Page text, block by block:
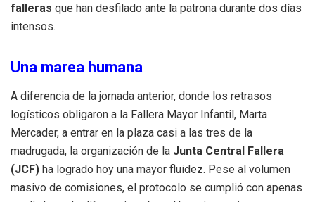
falleras que han desfilado ante la patrona durante dos días
intensos.
Una marea humana
A diferencia de la jornada anterior, donde los retrasos
logísticos obligaron a la Fallera Mayor Infantil, Marta
Mercader, a entrar en la plaza casi a las tres de la
madrugada, la organización de la Junta Central Fallera
(JCF) ha logrado hoy una mayor fluidez. Pese al volumen
masivo de comisiones, el protocolo se cumplió con apenas